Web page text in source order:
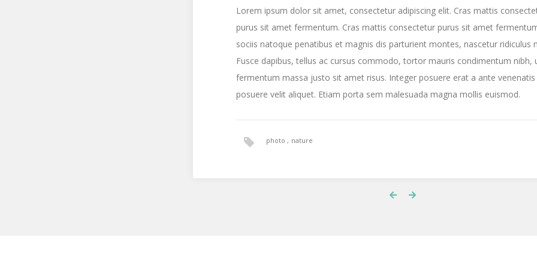
Lorem ipsum dolor sit amet, consectetur adipiscing elit. Cras mattis
purus sit amet fermentum. Cras mattis consectetur purus sit amet
sociis natoque penatibus et magnis dis parturient montes, nascetur ridiculus
Fusce dapibus, tellus ac cursus commodo, tortor mauris condimentum nibh,
fermentum massa justo sit amet risus. Integer posuere erat a ante venenatis
posuere velit aliquet. Etiam porta sem malesuada magna mollis euismod.
photo nature